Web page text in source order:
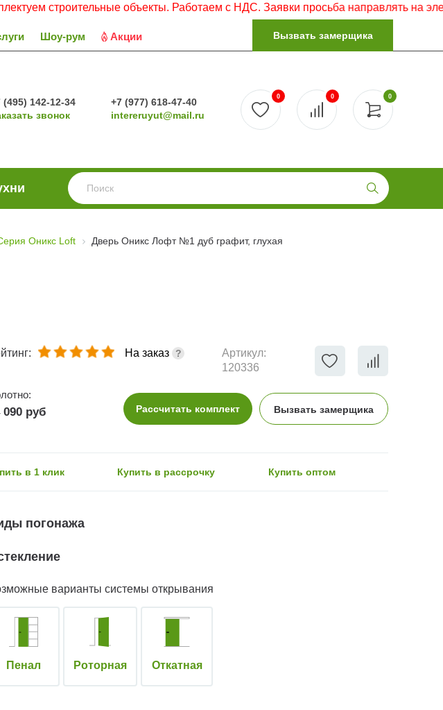
строительные объекты. Работаем с НДС. Заявки просьба направлять на
Шоу-рум Акции Вызвать замерщика
(495) 142-12-34
звонок
+7 (977) 618-47-40
intereruyut@mail.ru
0
0 0
Оникс Loft Дверь Оникс Лофт №1 дуб графит, глухая
На заказ
Артикул:
120336
090 руб Рассчитать комплект Вызвать замерщика
в 1 клик Купить в рассрочку Купить оптом
погонажа
варианты системы открывания
Пенал Роторная Откатная